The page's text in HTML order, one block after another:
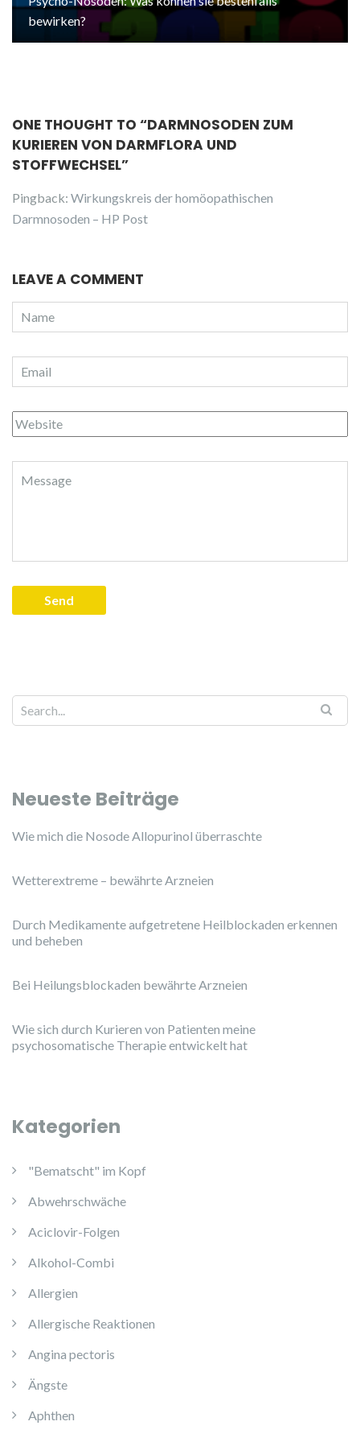
bewirken?
ONE THOUGHT TO “DARMNOSODEN ZUM
KURIEREN VON DARMFLORA UND
STOFFWECHSEL”
Pingback: Wirkungskreis der homöopathischen
Darmnosoden – HP Post
LEAVE A COMMENT
Neueste Beiträge
Wie mich die Nosode Allopurinol überraschte
Wetterextreme – bewährte Arzneien
Durch Medikamente aufgetretene Heilblockaden erkennen
und beheben
Bei Heilungsblockaden bewährte Arzneien
Wie sich durch Kurieren von Patienten meine
psychosomatische Therapie entwickelt hat
Kategorien
"Bematscht" im Kopf
Abwehrschwäche
Aciclovir-Folgen
Alkohol-Combi
Allergien
Allergische Reaktionen
Angina pectoris
Ängste
Aphthen